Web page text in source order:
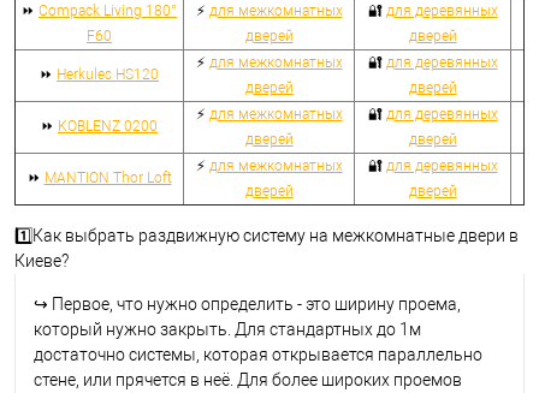
⏩ Compack Living 180°
F60
⚡ для межкомнатных
дверей
🔐 для деревянных
дверей
⏩ Herkules HS120
⚡ для межкомнатных
дверей
🔐 для деревянных
дверей
⏩ KOBLENZ 0200
⚡ для межкомнатных
дверей
🔐 для деревянных
дверей
⏩ MANTION Thor Loft
⚡ для межкомнатных
дверей
🔐 для деревянных
дверей
1️⃣Как выбрать раздвижную систему на межкомнатные двери в
Киеве?
↪ Первое, что нужно определить - это ширину проема,
который нужно закрыть. Для стандартных до 1м
достаточно системы, которая открывается параллельно
стене, или прячется в неё. Для более широких проемов